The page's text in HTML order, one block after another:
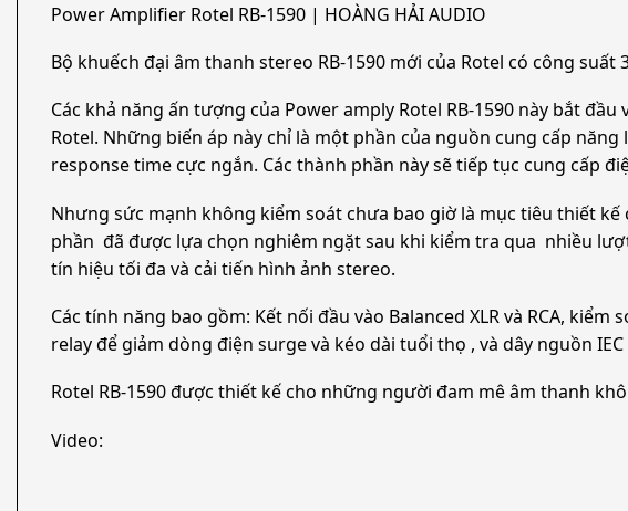
Power Amplifier Rotel RB-1590 | HOÀNG HẢI AUDIO
Bộ khuếch đại âm thanh stereo RB-1590 mới của Rotel có công
Các khả năng ấn tượng của Power amply Rotel RB-1590 này bắt
Rotel. Những biến áp này chỉ là một phần của nguồn cung cấp
response time cực ngắn. Các thành phần này sẽ tiếp tục cung cấp
Nhưng sức mạnh không kiểm soát chưa bao giờ là mục tiêu thiết
phần đã được lựa chọn nghiêm ngặt sau khi kiểm tra qua nhiều
tín hiệu tối đa và cải tiến hình ảnh stereo.
Các tính năng bao gồm: Kết nối đầu vào Balanced XLR và RCA,
relay để giảm dòng điện surge và kéo dài tuổi thọ , và dây nguồn
Rotel RB-1590 được thiết kế cho những người đam mê âm thanh
Video: